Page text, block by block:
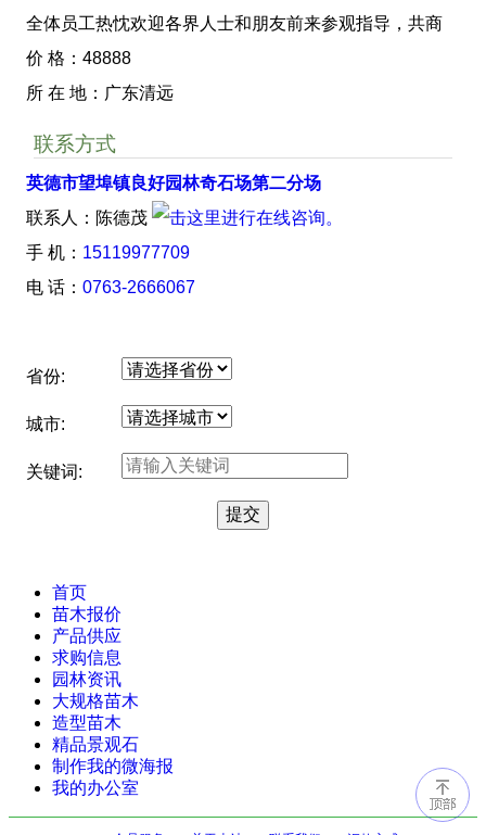
全体员工热忱欢迎各界人士和朋友前来参观指导，共商
价 格：48888
所 在 地：广东清远
联系方式
英德市望埠镇良好园林奇石场第二分场
联系人：陈德茂
手 机： 15119977709
电 话： 0763-2666067
省份:
城市:
关键词:
首页
苗木报价
产品供应
求购信息
园林资讯
大规格苗木
造型苗木
精品景观石
制作我的微海报
我的办公室